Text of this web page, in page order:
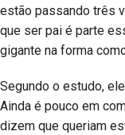
estão passando três
que ser pai é parte
gigante na forma
Segundo o estudo,
Ainda é pouco em
dizem que queriam